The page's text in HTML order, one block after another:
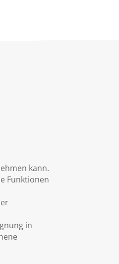
kann.
Funktionen
in